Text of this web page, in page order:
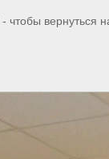
- чтобы вернуться